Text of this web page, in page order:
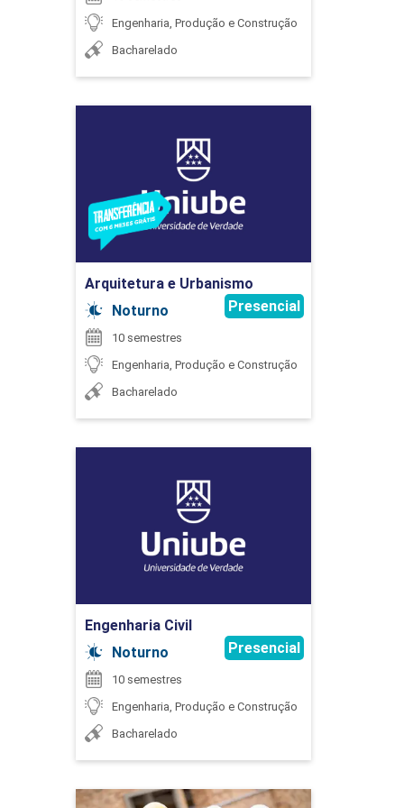
ATIVIDADES COMPLEMENTARES
AUDITORIA DA QUALIDADE
45
CÁLCULO APLICADO
ÉLIDA PATRÍCIA DE SOUZA
FABRÍCIO PELIZER DE ALMEIDA
FLORISVALDO CARDOZO BOMFIM JUNIOR
FRANCIS SILVA DE ALMEIDA
GUILHERME HENRIQUE ALVES
HENRIQUE CAMPOS FREITAS
JOAO CRISOSTOMO DOS SANTOS NETO
Engenharia, Produção e Construção
Bacharelado
Arquitetura e Urbanismo
Noturno
Presencial
10 semestres
Engenharia, Produção e Construção
Bacharelado
Detalhes do curso
Ir para Inscrição
Engenharia Civil
Noturno
Presencial
10 semestres
Engenharia, Produção e Construção
Bacharelado
Detalhes do curso